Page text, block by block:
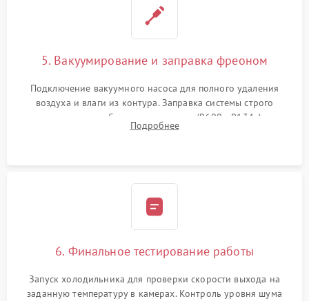
5. Вакуумирование и заправка фреоном
Подключение вакуумного насоса для полного удаления
воздуха и влаги из контура. Заправка системы строго
дозированным объемом хладагента (R600a, R134a) по
электронным весам. Контроль рабочего давления в системе.
Подробнее
6. Финальное тестирование работы
Запуск холодильника для проверки скорости выхода на
заданную температуру в камерах. Контроль уровня шума